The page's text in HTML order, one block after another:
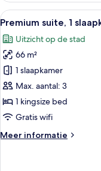
Alle
foto's
voor
Premium
suite,
1
slaapkamer,
niet-
uitzicht
10
Premium suite, 1
Uitzicht op de stad
66 m²
1 slaapkamer
Max. aantal: 3
1 kingsize bed
Gratis wifi
Meer informatie
Meer